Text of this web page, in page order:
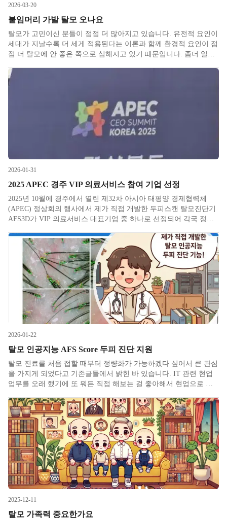
2026-03-20
붙임머리 가발 탈모 오나요
탈모가 고민이신 분들이 점점 더 많아지고 있습니다. 유전적 요인이
세대가 지날수록 더 세게 적용된다는 이론과 함께 환경적 요인이 점
점 더 탈모에 안 좋은 쪽으로 심해지고 있기 때문입니다. 좀더 일찍
시 스트레스의 종결이 AI의 위협과 평생 교육의 필요성으로 점점
2026-01-31
2025 APEC 경주 VIP 의료서비스 참여 기업 선정
2025년 10월에 경주에서 열린 제32차 아시아 태평양 경제협력체
(APEC) 정상회의 행사에서 제가 직접 개발한 두피스캔 탈모진단기
AFS3D가 VIP 의료서비스 대표기업 중 하나로 선정되어 각국 정상
뷰티의 대표 제품과 기술을 선보이기 위해 마련된 K뷰티
2026-01-22
탈모 인공지능 AFS Score 두피 진단 지원
탈모 진료를 처음 접할 때부터 정량화가 가능하겠다 싶어서 큰 관심
을 가지게 되었다고 기존글들에서 밝힌 바 있습니다. IT 관련 현업
업무를 오래 했기에 또 뭐든 직접 해보는 걸 좋아해서 현업으로 의
일해오고 있습니다. 병행의 장점은 현장의 니즈를 명확하게 느끼게
된다
2025-12-11
탈모 가족력 중요한가요